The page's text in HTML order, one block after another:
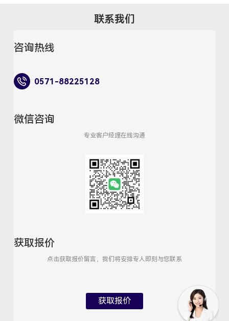
联系我们
咨询热线
0571-88225128
微信咨询
专业客户经理在线沟通
获取报价
点击获取报价留言，我们将安排专人即刻与您联系
获取报价